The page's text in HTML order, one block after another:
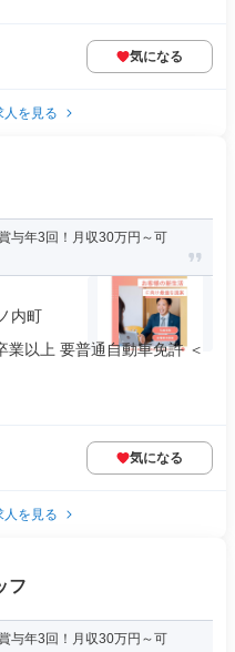
気になる
人を見る
与年3回！月収30万円～可
内町
以上 要普通自動車免許 ＜
気になる
人を見る
フ
与年3回！月収30万円～可